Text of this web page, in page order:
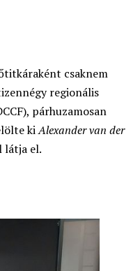
csaknem
regionális
párhuzamosan
kiAlexander van der
látja el.